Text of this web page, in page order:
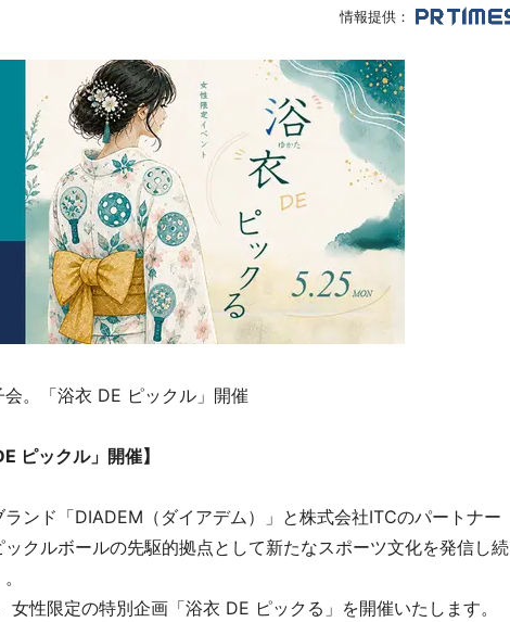
情報提供：
。「浴衣 DE ピックル」開催
ピックル」開催】
ンド「DIADEM（ダイアデム）」と株式会社ITCのパートナー
クルボールの先駆的拠点として新たなスポーツ文化を発信し続
性限定の特別企画「浴衣 DE ピックる」を開催いたします。